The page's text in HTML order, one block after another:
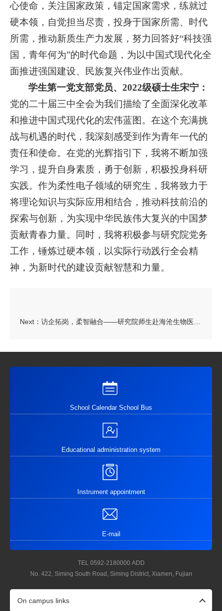
心使命，关注国家政策，锚定国家需求，练就过
硬本领，自觉担当尽责，投身于国家所需、时代
所需，推动新质生产力发展，努力回答好“科技强
国，青年何为”的时代命题，为以中国式现代化全
面推进强国建设、民族复兴伟业作出贡献。
学生第一党支部党员、2022级硕士生宋宁：
党的二十届三中全会为我们描绘了全面深化改革
和推进中国式现代化的宏伟蓝图。在这个充满挑
战与机遇的时代，我深刻感受到作为青年一代的
责任和使命。在党的光辉指引下，我将不断加强
学习，提升自身素质，勇于创新，积极投身科研
实践。作为柔性电子领域的研究生，我将致力于
将理论知识与实际应用相结合，推动科技前沿的
探索与创新，为实现中华民族伟大复兴的中国梦
贡献青春力量。同时，我将积极参与研究院党务
工作，锤炼过硬本领，以实际行动践行全会精
神，为新时代的建设贡献智慧和力量。
Next： 访企拓岗，柔智融合——研究院师生赴海沧生物医药港等单位开展参访座谈
School Calendar School Bus
Educational administration system
Instrument appointment
E-mail
TEL 0592-2180000 ADD
No. 422, Siming South Road, Siming District, Xiamen, Fujian
On campus links